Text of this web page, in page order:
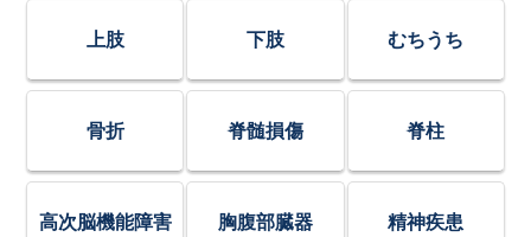
上肢 下肢 むちうち
骨折 脊髄損傷 脊柱
高次脳機能障害 胸腹部臓器 精神疾患